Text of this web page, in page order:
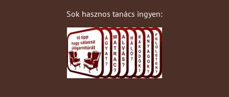
Sok hasznos tanács ingyen: